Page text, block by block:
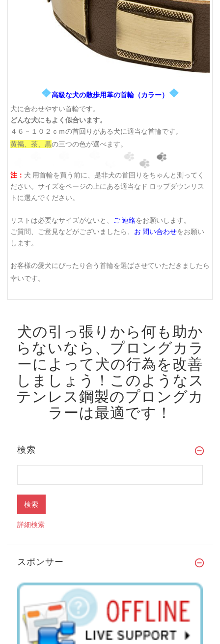
❖高級な犬の散歩用革の首輪（カラー） ❖
犬に合わせやすい首輪です。
どんな犬にもよく似合います。
４６－１０２ｃｍの首回りがある犬に適当な首輪です。
黄褐、茶、黒の三つの色が選べます。
注： 犬 用首輪を買う前に、是非犬の首回りをちゃんと測ってく
ださい。サイズをページの上にある適当なド ロップダウンリス
トに選んでください。
リストは必要なサイズがないと、 ご 連絡をお願いします。
ご質問、ご意見などがございましたら、 お 問い合わせをお願い
します。
お客様の愛犬にぴったり合う首輪を選ばさせていただきましたら
幸いです。
犬の引っ張りから何も助か
らないなら、プロングカラ
ーによって犬の行為を改善
しましょう！ このようなス
テンレス鋼製のプロングカ
ラーは最適です！
検索
詳細検索
スポンサー